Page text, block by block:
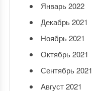
Январь 2022
Декабрь 2021
Ноябрь 2021
Октябрь 2021
Сентябрь 2021
Август 2021